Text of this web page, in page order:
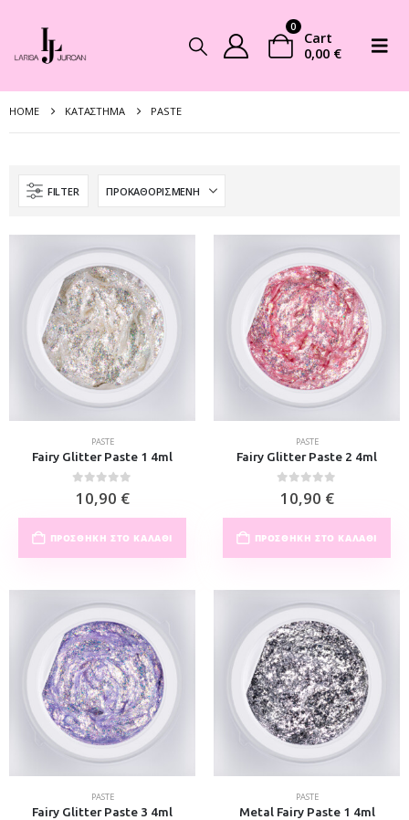
0
Cart
0,00 €
HOME ΚΑΤΆΣΤΗΜΑ PASTE
FILTER
PASTE
Fairy Glitter Paste 1 4ml
0out of 5
10,90 €
ΠΡΟΣΘΉΚΗ ΣΤΟ ΚΑΛΆΘΙ
PASTE
Fairy Glitter Paste 2 4ml
0out of 5
10,90 €
ΠΡΟΣΘΉΚΗ ΣΤΟ ΚΑΛΆΘΙ
PASTE
Fairy Glitter Paste 3 4ml
PASTE
Metal Fairy Paste 1 4ml